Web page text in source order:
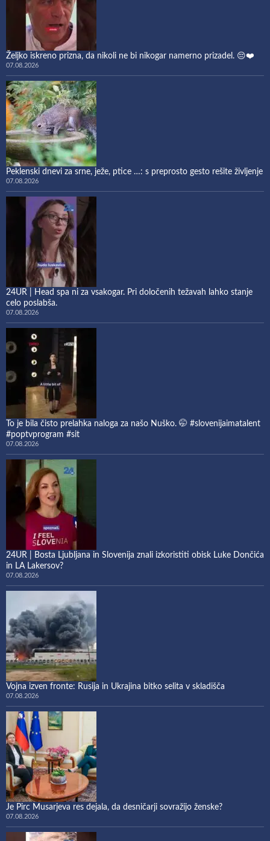
Željko iskreno prizna, da nikoli ne bi nikogar namerno prizadel. 😔❤️
07.08.2026
Peklenski dnevi za srne, ježe, ptice …: s preprosto gesto rešite življenje
07.08.2026
24UR | Head spa ni za vsakogar. Pri določenih težavah lahko stanje
celo poslabša.
07.08.2026
To je bila čisto prelahka naloga za našo Nuško. 🤭 #slovenijaimatalent
#poptvprogram #sit
07.08.2026
24UR | Bosta Ljubljana in Slovenija znali izkoristiti obisk Luke Dončića
in LA Lakersov?
07.08.2026
Vojna izven fronte: Rusija in Ukrajina bitko selita v skladišča
07.08.2026
Je Pirc Musarjeva res dejala, da desničarji sovražijo ženske?
07.08.2026